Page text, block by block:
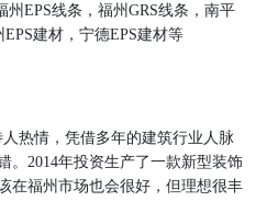
EPS线条，福州GRS线条，南平
建材，宁德EPS建材等
热情，凭借多年的建筑行业人脉
。2014年投资生产了一款新型装饰
在福州市场也会很好，但理想很丰